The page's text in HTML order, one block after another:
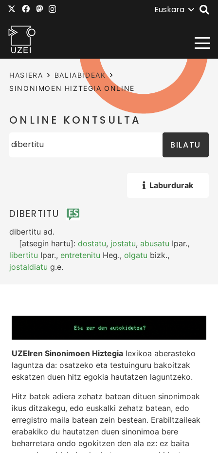
Euskara
HASIERA
BALIABIDEAK
SINONIMOEN HIZTEGIA ONLINE
ONLINE KONTSULTA
BILATU
Laburdurak
DIBERTITU
dibertitu ad.
[atsegin hartu]:dostatu, jostatu,abusatu Ipar.,
libertitu Ipar.,entretenitu Heg.,olgatu bizk.,
jostaldiatu g.e.
UZEIren Sinonimoen Hiztegia lexikoa aberasteko
laguntza da: osatzeko eta testuinguru bakoitzak
eskatzen duen hitz egokia hautatzen laguntzeko.
Hitz batek adiera zehatz batean dituen sinonimoak
ikus ditzakegu, edo euskalki zehatz batean, edo
erregistro maila batean zein bestean. Erabiltzaileak
erabakiko du hautatzen duen sinonimoa bere
beharretara ondo egokitzen den ala ez: ez baita